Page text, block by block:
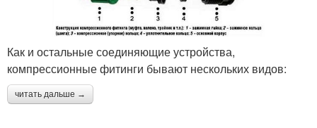
Как и остальные соединяющие устройства,
компрессионные фитинги бывают нескольких видов:
читать дальше →